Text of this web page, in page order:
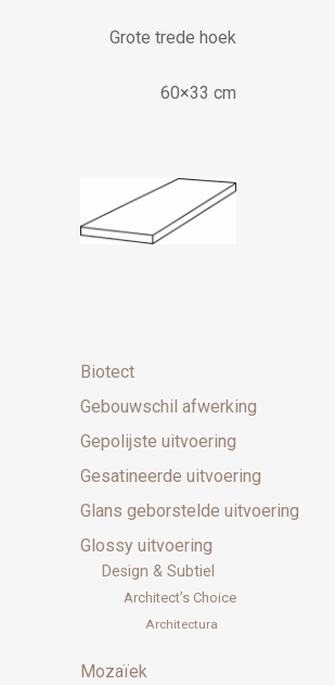
Grote trede hoek
60×33 cm
Biotect
Gebouwschil afwerking
Gepolijste uitvoering
Gesatineerde uitvoering
Glans geborstelde uitvoering
Glossy uitvoering
Design & Subtiel
Architect’s Choice
Architectura
Mozaïek